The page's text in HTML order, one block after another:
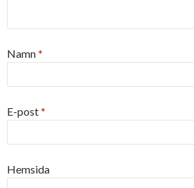
Namn*
E-post*
Hemsida